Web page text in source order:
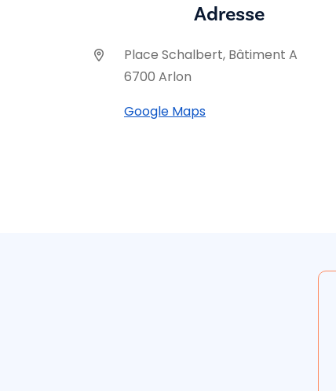
Adresse
Place Schalbert, Bâtiment A
6700 Arlon
Google Maps